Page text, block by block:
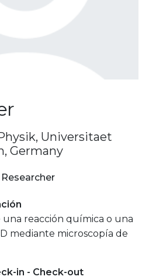
Universitaet
Germany
una reacción química o una
mediante microscopía de
in - Check-out